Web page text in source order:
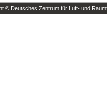
© Deutsches Zentrum für Luft- und